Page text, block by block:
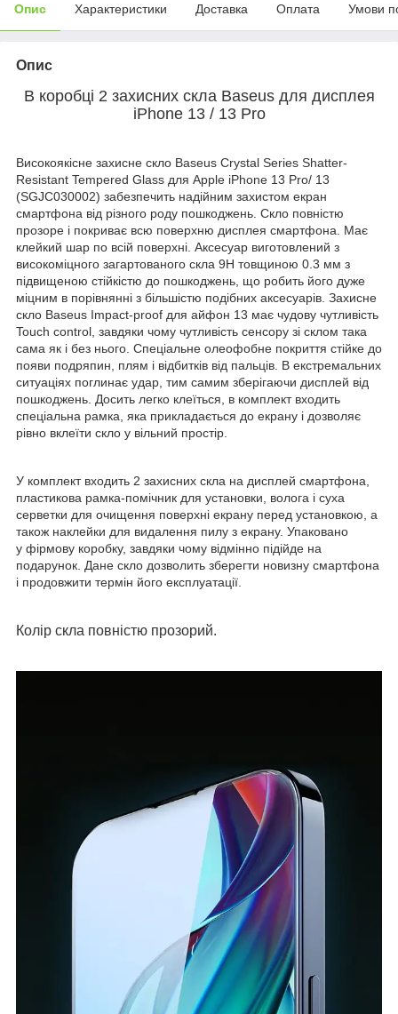
Опис Характеристики Доставка Оплата Умови
Опис
В коробці 2 захисних скла Baseus для дисплея
iPhone 13 / 13 Pro
Високоякісне захисне скло Baseus Crystal Series Shatter-
Resistant Tempered Glass для Apple iPhone 13 Pro/ 13
(SGJC030002) забезпечить надійним захистом екран
смартфона від різного роду пошкоджень. Скло повністю
прозоре і покриває всю поверхню дисплея смартфона. Має
клейкий шар по всій поверхні. Аксесуар виготовлений з
високоміцного загартованого скла 9H товщиною 0.3 мм з
підвищеною стійкістю до пошкоджень, що робить його дуже
міцним в порівнянні з більшістю подібних аксесуарів. Захисне
скло Baseus Impact-proof для айфон 13 має чудову чутливість
Touch control, завдяки чому чутливість сенсору зі склом така
сама як і без нього. Спеціальне олеофобне покриття стійке до
появи подряпин, плям і відбитків від пальців. В екстремальних
ситуаціях поглинає удар, тим самим зберігаючи дисплей від
пошкоджень. Досить легко клеїться, в комплект входить
спеціальна рамка, яка прикладається до екрану і дозволяє
рівно вклеїти скло у вільний простір.
У комплект входить 2 захисних скла на дисплей смартфона,
пластикова рамка-помічник для установки, волога і суха
серветки для очищення поверхні екрану перед установкою, а
також наклейки для видалення пилу з екрану. Упаковано
у фірмову коробку, завдяки чому відмінно підійде на
подарунок. Дане скло дозволить зберегти новизну смартфона
і продовжити термін його експлуатації.
Колір скла повністю прозорий.